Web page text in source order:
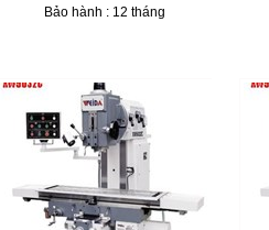
Bảo hành : 12 tháng